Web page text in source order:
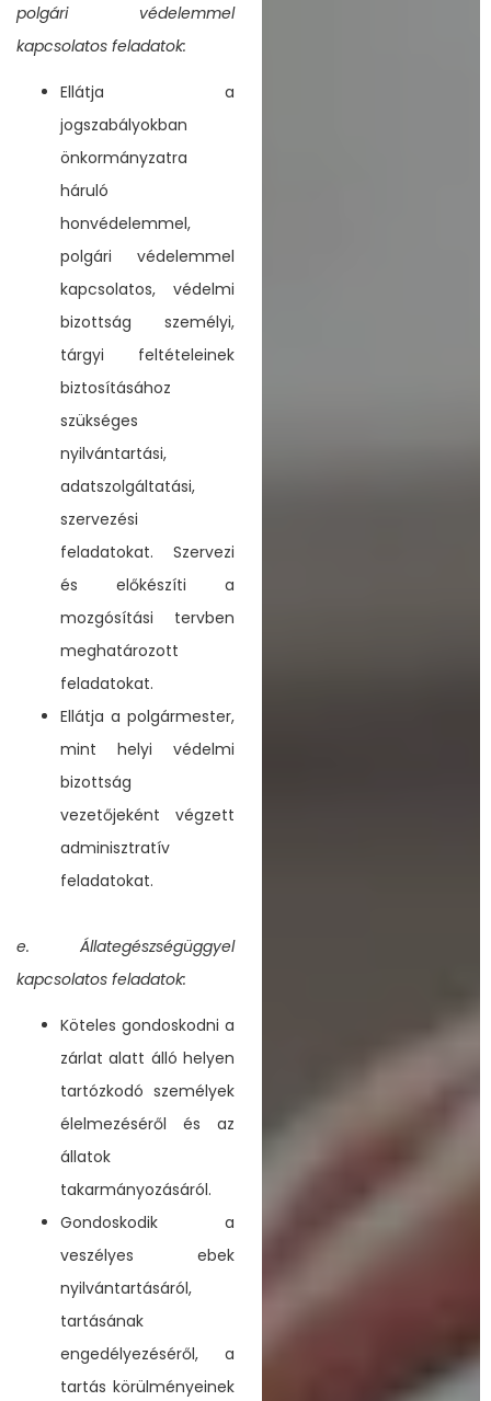
polgári védelemmel
kapcsolatos feladatok:
Ellátja a
jogszabályokban
önkormányzatra
háruló
honvédelemmel,
polgári védelemmel
kapcsolatos, védelmi
bizottság személyi,
tárgyi feltételeinek
biztosításához
szükséges
nyilvántartási,
adatszolgáltatási,
szervezési
feladatokat. Szervezi
és előkészíti a
mozgósítási tervben
meghatározott
feladatokat.
Ellátja a polgármester,
mint helyi védelmi
bizottság
vezetőjeként végzett
adminisztratív
feladatokat.
e. Állategészségüggyel
kapcsolatos feladatok:
Köteles gondoskodni a
zárlat alatt álló helyen
tartózkodó személyek
élelmezéséről és az
állatok
takarmányozásáról.
Gondoskodik a
veszélyes ebek
nyilvántartásáról,
tartásának
engedélyezéséről, a
tartás körülményeinek